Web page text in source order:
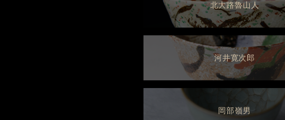
北大路魯山人
河井寛次郎
岡部嶺男